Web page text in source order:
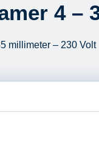
4 –
millimeter – 230 Volt